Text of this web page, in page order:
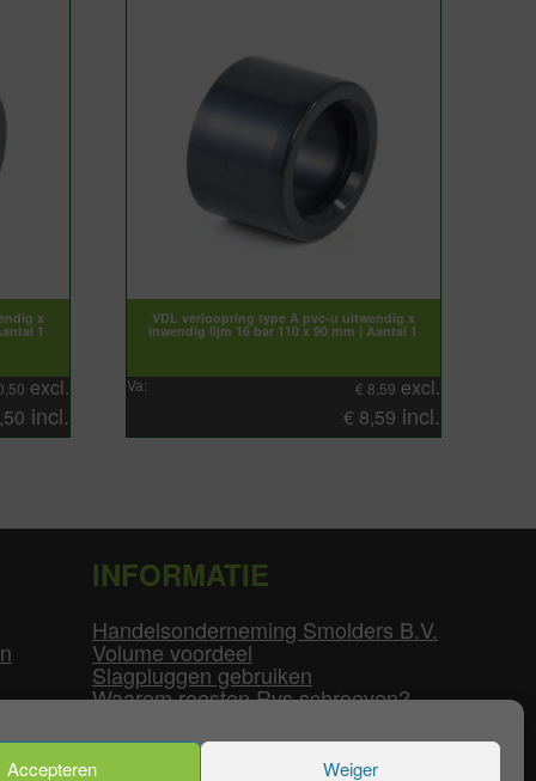
Accepteren Weiger
x
1
excl.
incl.
VDL verloopring type A pvc-u uitwendig x
inwendig lijm 16 bar 110 x 90 mm | Aantal 1
Va: € 8,59 excl.
€ 8,59 incl.
INFORMATIE
Handelsonderneming Smolders B.V.
Volume voordeel
Slagpluggen gebruiken
Waarom roesten Rvs schroeven?
Pvc-buizen diameters
Flenzen tabel